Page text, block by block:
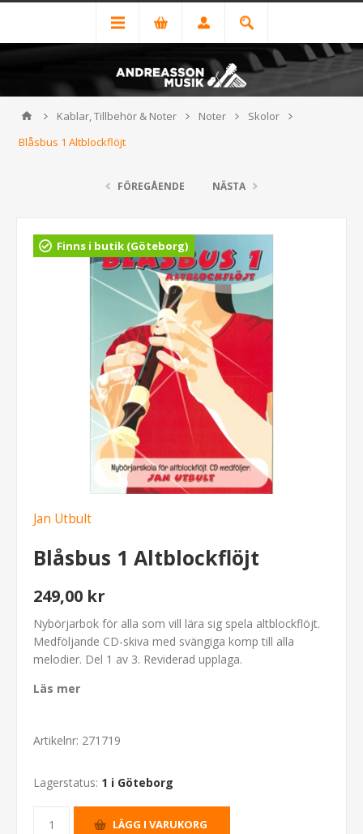
Kablar, Tillbehör & Noter Noter
Skolor
Blåsbus 1 Altblockflöjt
FÖREGÅENDE NÄSTA
Finns i butik (Göteborg)
Jan Utbult
Blåsbus 1 Altblockflöjt
249,00 kr
Nybörjarbok för alla som vill lära sig spela altblockflöjt.
Medföljande CD-skiva med svängiga komp till alla
melodier. Del 1 av 3. Reviderad upplaga.
Läs mer
Artikelnr: 271719
Lagerstatus: 1 i Göteborg